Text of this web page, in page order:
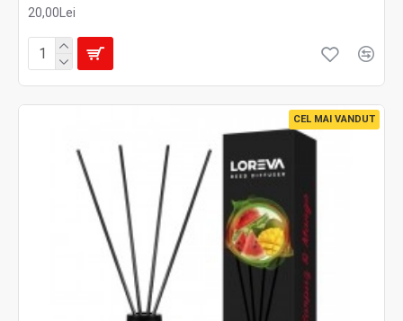
20,00Lei
CEL MAI VANDUT